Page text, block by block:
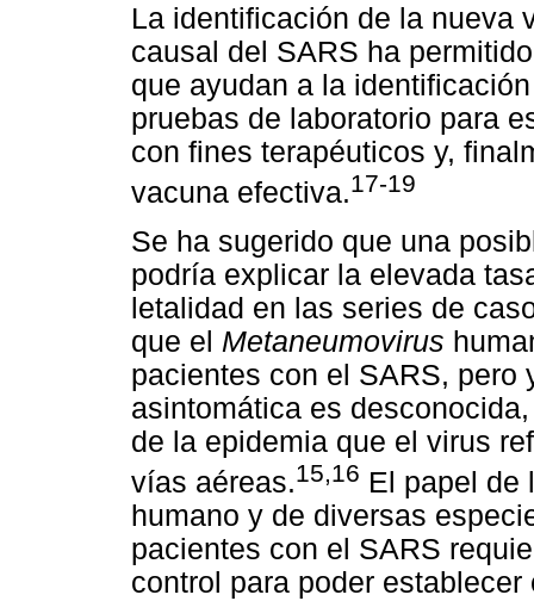
La identificación de la nueva
causal del SARS ha
que ayudan a la
pruebas de laboratorio para
con fines terapéuticos y,
vacuna efectiva.17-19
Se ha sugerido que una
podría explicar la elevada
letalidad en las series de
que el Metaneumovirus
pacientes con el SARS, pero
asintomática es
de la epidemia que el virus
vías aéreas.15,16 El papel de
humano y de diversas
pacientes con el SARS
control para poder